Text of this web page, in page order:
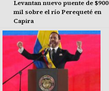
Levantan nuevo puente de $900
mil sobre el río Perequeté en
Capira